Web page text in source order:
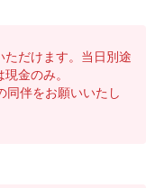
ただけます。当日別途
金のみ。
同伴をお願いいたし